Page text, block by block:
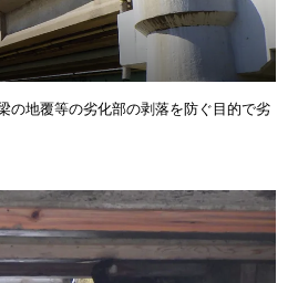
の地覆等の劣化部の剥落を防ぐ目的で劣